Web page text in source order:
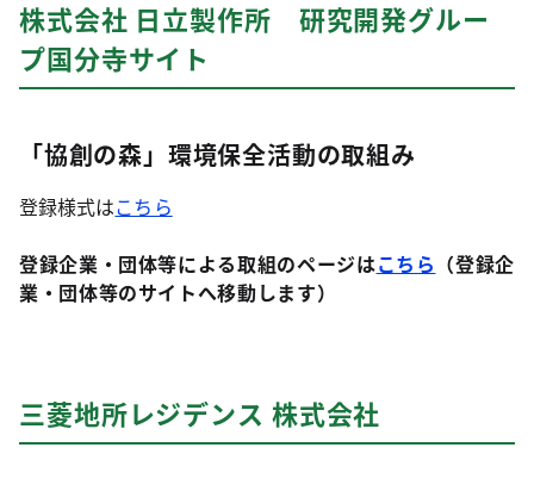
株式会社 日立製作所 研究開発グルー
プ国分寺サイト
「協創の森」環境保全活動の取組み
登録様式はこちら
登録企業・団体等による取組のページはこちら （登録企
業・団体等のサイトへ移動します）
三菱地所レジデンス 株式会社